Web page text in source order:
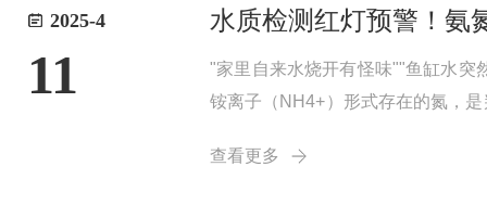
2025-4
11
水质检测红灯预警！氨
"家里自来水烧开有怪味""鱼缸水突
铵离子（NH4+）形式存在的氮，
查看更多